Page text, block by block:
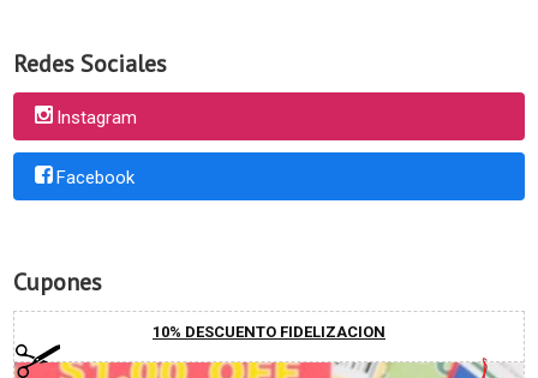
Redes Sociales
Instagram
Facebook
Cupones
10% DESCUENTO FIDELIZACION